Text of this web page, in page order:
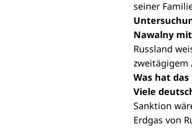
seiner
Nawalny
Russland
zweitägigem
Was hat
Viele
Sanktion
Erdgas von